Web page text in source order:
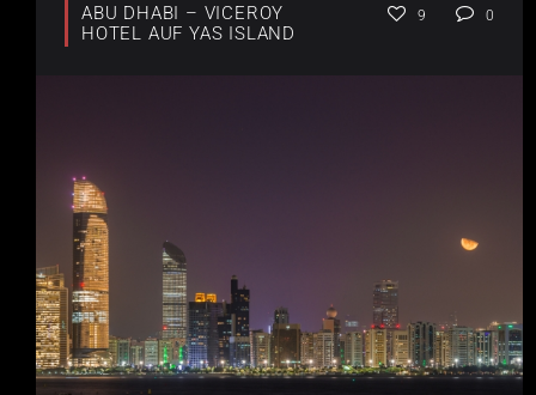
ABU DHABI – VICEROY
HOTEL AUF YAS ISLAND
9 0